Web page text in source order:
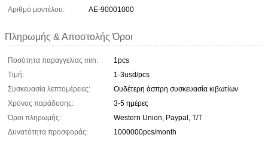
Αριθμό μοντέλου:
AE-90001000
Πληρωμής & Αποστολής Όροι
Ποσότητα παραγγελίας min:
1pcs
Τιμή:
1-3usd/pcs
Συσκευασία λεπτομέρειες:
Ουδέτερη άσπρη συσκευασία κιβωτίων
Χρόνος παράδοσης:
3-5 ημέρες
Όροι πληρωμής:
Western Union, Paypal, T/T
Δυνατότητα προσφοράς:
1000000pcs/month